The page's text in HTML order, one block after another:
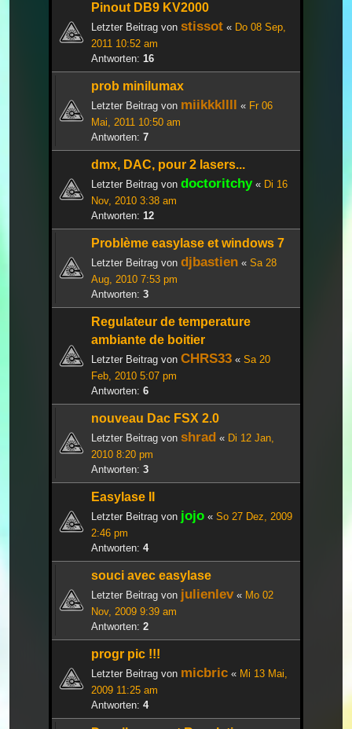
Pinout DB9 KV2000
Letzter Beitrag von stissot « Do 08 Sep,
2011 10:52 am
Antworten: 16
prob minilumax
Letzter Beitrag von miikkkllll « Fr 06
Mai, 2011 10:50 am
Antworten: 7
dmx, DAC, pour 2 lasers...
Letzter Beitrag von doctoritchy« Di 16
Nov, 2010 3:38 am
Antworten: 12
Problème easylase et windows 7
Letzter Beitrag von djbastien « Sa 28
Aug, 2010 7:53 pm
Antworten: 3
Regulateur de temperature
ambiante de boitier
Letzter Beitrag von CHRS33 « Sa 20
Feb, 2010 5:07 pm
Antworten: 6
nouveau Dac FSX 2.0
Letzter Beitrag von shrad « Di 12 Jan,
2010 8:20 pm
Antworten: 3
Easylase II
Letzter Beitrag von jojo « So 27 Dez, 2009
2:46 pm
Antworten: 4
souci avec easylase
Letzter Beitrag von julienlev« Mo 02
Nov, 2009 9:39 am
Antworten: 2
progr pic !!!
Letzter Beitrag von micbric « Mi 13 Mai,
2009 11:25 am
Antworten: 4